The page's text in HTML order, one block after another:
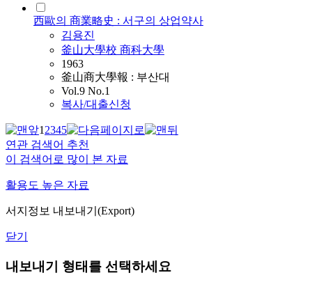
西歐의 商業略史 : 서구의 상업약사
김용진
釜山大學校 商科大學
1963
釜山商大學報 : 부산대
Vol.9 No.1
복사/대출신청
12345
연관 검색어 추천
이 검색어로 많이 본 자료
활용도 높은 자료
서지정보 내보내기(Export)
닫기
내보내기 형태를 선택하세요